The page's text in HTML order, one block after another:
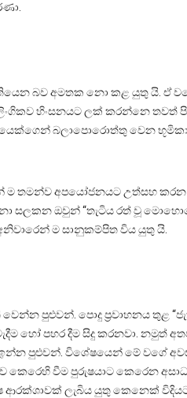
බව අමතක නො කළ යුතු යි. ඒ
ලිංගිකව හිංසනයට ලක් කරන්නෙ
බලාපොරොත්තු වෙන
ම තමන්ව අපයෝජනයට උත්සහ
සලකන ඔවුන් “තැටිය රත් වූ
ම සානුකම්පිත විය යුතු යි.
පුළුවන්. පොදු ප්‍රවාහනය තුළ
හෝ පහර දීම සිදු කරනවා. නමුත්
පුළුවන්. විශේෂයෙන් මේ වගේ
කෙරෙහි වීම පුරුෂයාට කෙරෙන
ආරක්ශාවක් ලැබිය යුතු කෙනෙක්